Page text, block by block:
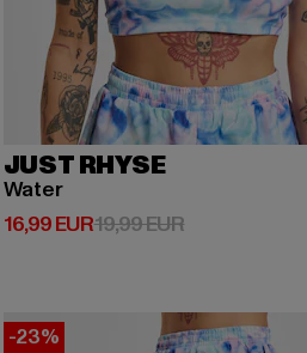
JUST RHYSE
Water
16,99 EUR
Derzeitiger Preis: 16,99 EUR
19,99 EURAktionspreis:
-23%